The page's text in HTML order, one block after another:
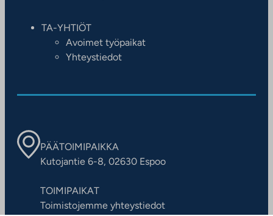
TA-YHTIÖT
Avoimet työpaikat
Yhteystiedot
PÄÄTOIMIPAIKKA
Kutojantie 6-8, 02630 Espoo
TOIMIPAIKAT
Toimistojemme yhteystiedot